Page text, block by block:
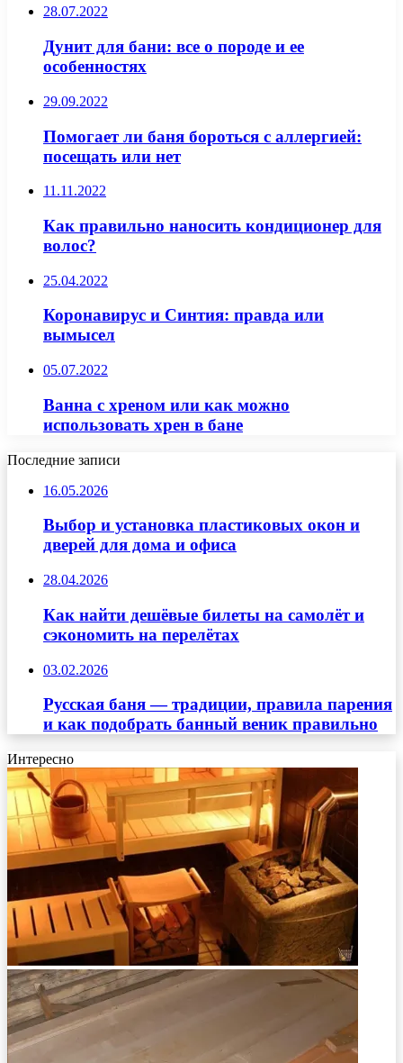
28.07.2022
Дунит для бани: все о породе и ее
особенностях
29.09.2022
Помогает ли баня бороться с аллергией:
посещать или нет
11.11.2022
Как правильно наносить кондиционер для
волос?
25.04.2022
Коронавирус и Синтия: правда или
вымысел
05.07.2022
Ванна с хреном или как можно
использовать хрен в бане
Последние записи
16.05.2026
Выбор и установка пластиковых окон и
дверей для дома и офиса
28.04.2026
Как найти дешёвые билеты на самолёт и
сэкономить на перелётах
03.02.2026
Русская баня — традиции, правила парения
и как подобрать банный веник правильно
Интересно